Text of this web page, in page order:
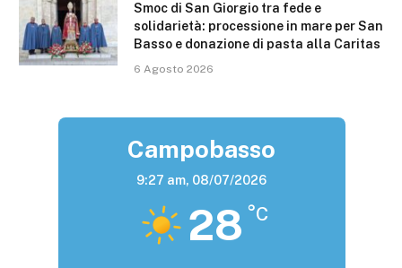
Smoc di San Giorgio tra fede e
solidarietà: processione in mare per San
Basso e donazione di pasta alla Caritas
6 Agosto 2026
Campobasso
9:27 am, 08/07/2026
28 °C